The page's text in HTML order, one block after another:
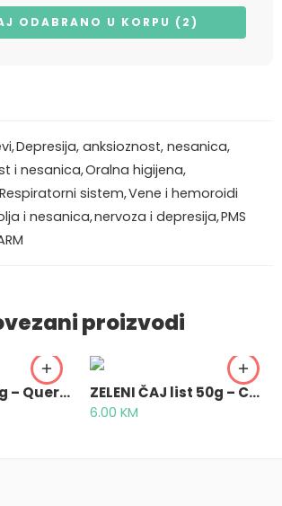
ODABRANO U KORPU (2)
,Depresija, anksioznost, nesanica,
i nesanica,Oralna higijena,
Respiratorni sistem,Vene i hemoroidi
i nesanica,nervoza i depresija,PMS
proizvodi
HRAST kora 50g – Quercus cortex ZELENI ČAJ list 50g – Camellia sinensis folium
6.00 KM